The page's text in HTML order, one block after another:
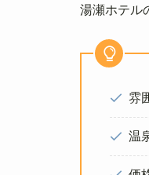
湯瀬ホテル
雰
温